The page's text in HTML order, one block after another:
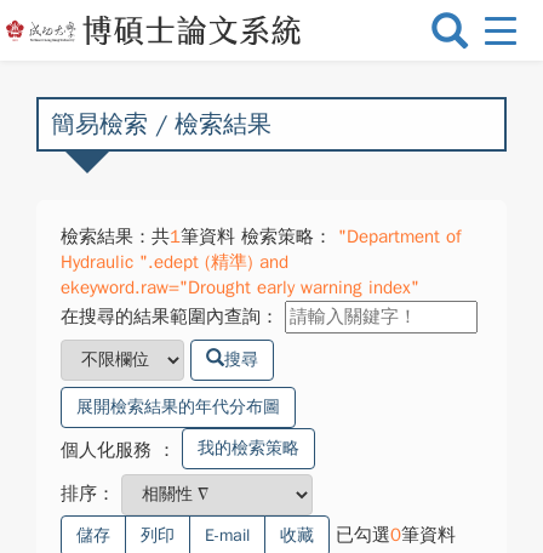
選
換
簡易檢索 / 檢索結果
檢索結果：共1筆資料 檢索策略：
"Department of
Hydraulic ".edept (精準) and
ekeyword.raw="Drought early warning index"
在搜尋的結果範圍內查詢：
搜尋
展開檢索結果的年代分布圖
個人化服務 ： 我的檢索策略
排序：
儲存 列印 E-mail 收藏 已勾選0筆資料